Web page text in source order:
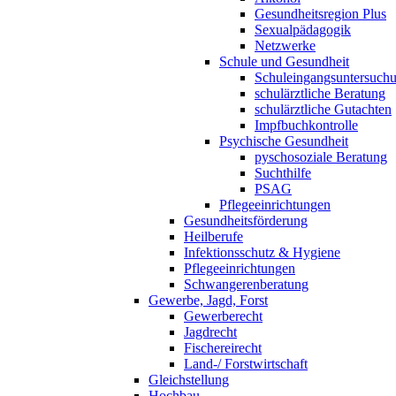
Gesundheitsregion Plus
Sexualpädagogik
Netzwerke
Schule und Gesundheit
schulärztliche Beratung
schulärztliche Gutachten
Impfbuchkontrolle
Psychische Gesundheit
pyschosoziale Beratung
Suchthilfe
PSAG
Pflegeeinrichtungen
Gesundheitsförderung
Heilberufe
Infektionsschutz & Hygiene
Pflegeeinrichtungen
Schwangerenberatung
Gewerbe, Jagd, Forst
Gewerberecht
Jagdrecht
Fischereirecht
Land-/ Forstwirtschaft
Gleichstellung